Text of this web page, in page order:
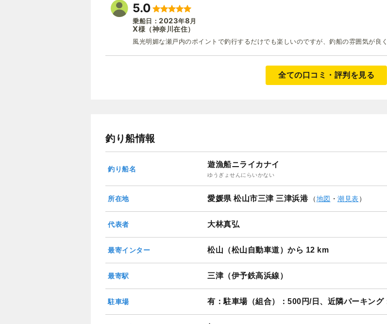
5.0
乗船日： 2023年8 月
X様 （神奈川在住）
風光明媚な瀬戸内のポイントで釣行するだけでも楽しいのですが、釣船の雰囲気が良
全ての口コミ・評判を見る
釣り船情報
釣り船名
遊漁船ニライカナイ
ゆうぎょせんにらいかない
所在地 愛媛県 松山市三津 三津浜港 （地図 ・ 潮見表 ）
代表者 大林真弘
最寄インター 松山（松山自動車道）から 12 km
最寄駅 三津（伊予鉄高浜線）
駐車場 有：駐車場（組合）：500円/日、近隣パーキング